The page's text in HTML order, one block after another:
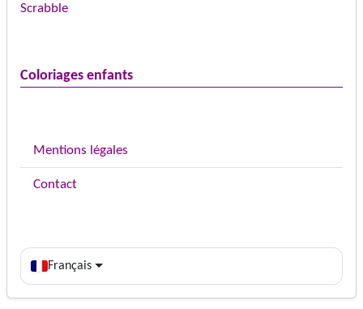
Scrabble
Coloriages enfants
Mentions légales
Contact
Français